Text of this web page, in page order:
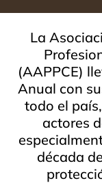
La
(AAPPCE)
Anual con
todo el
actores
década